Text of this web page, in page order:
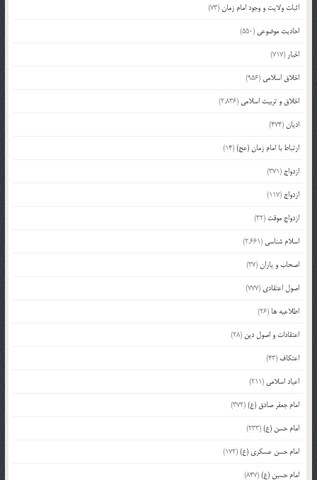
اثبات ولایت و وجود امام زمان(73)
احادیث موضوعی (550)
اخبار (717)
اخلاق اسلامی (956)
اخلاق و تربیت اسلامی (2,836)
ادیان(474)
ارتباط با امام زمان (عج)(14)
ازدواج (371)
ازدواج (117)
ازدواج موقت (32)
اسلام شناسی (2,661)
اصحاب و یاران(37)
اصول اعتقادی (777)
اطلاعیه ها (26)
اعتقادات و اصول دین (28)
اعتکاف (43)
اعیاد اسلامی (211)
امام جعفر صادق (ع)(372)
امام حسن (ع)(233)
امام حسن عسکری (ع)(172)
امام حسین (ع)(847)